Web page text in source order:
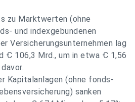
zu Marktwerten (ohne
und indexgebundenen
Versicherungsunternehmen lag
Ꞓ 106,3 Mrd., um in etwa Ꞓ 1,56
Kapitalanlagen (ohne fonds-
sanken